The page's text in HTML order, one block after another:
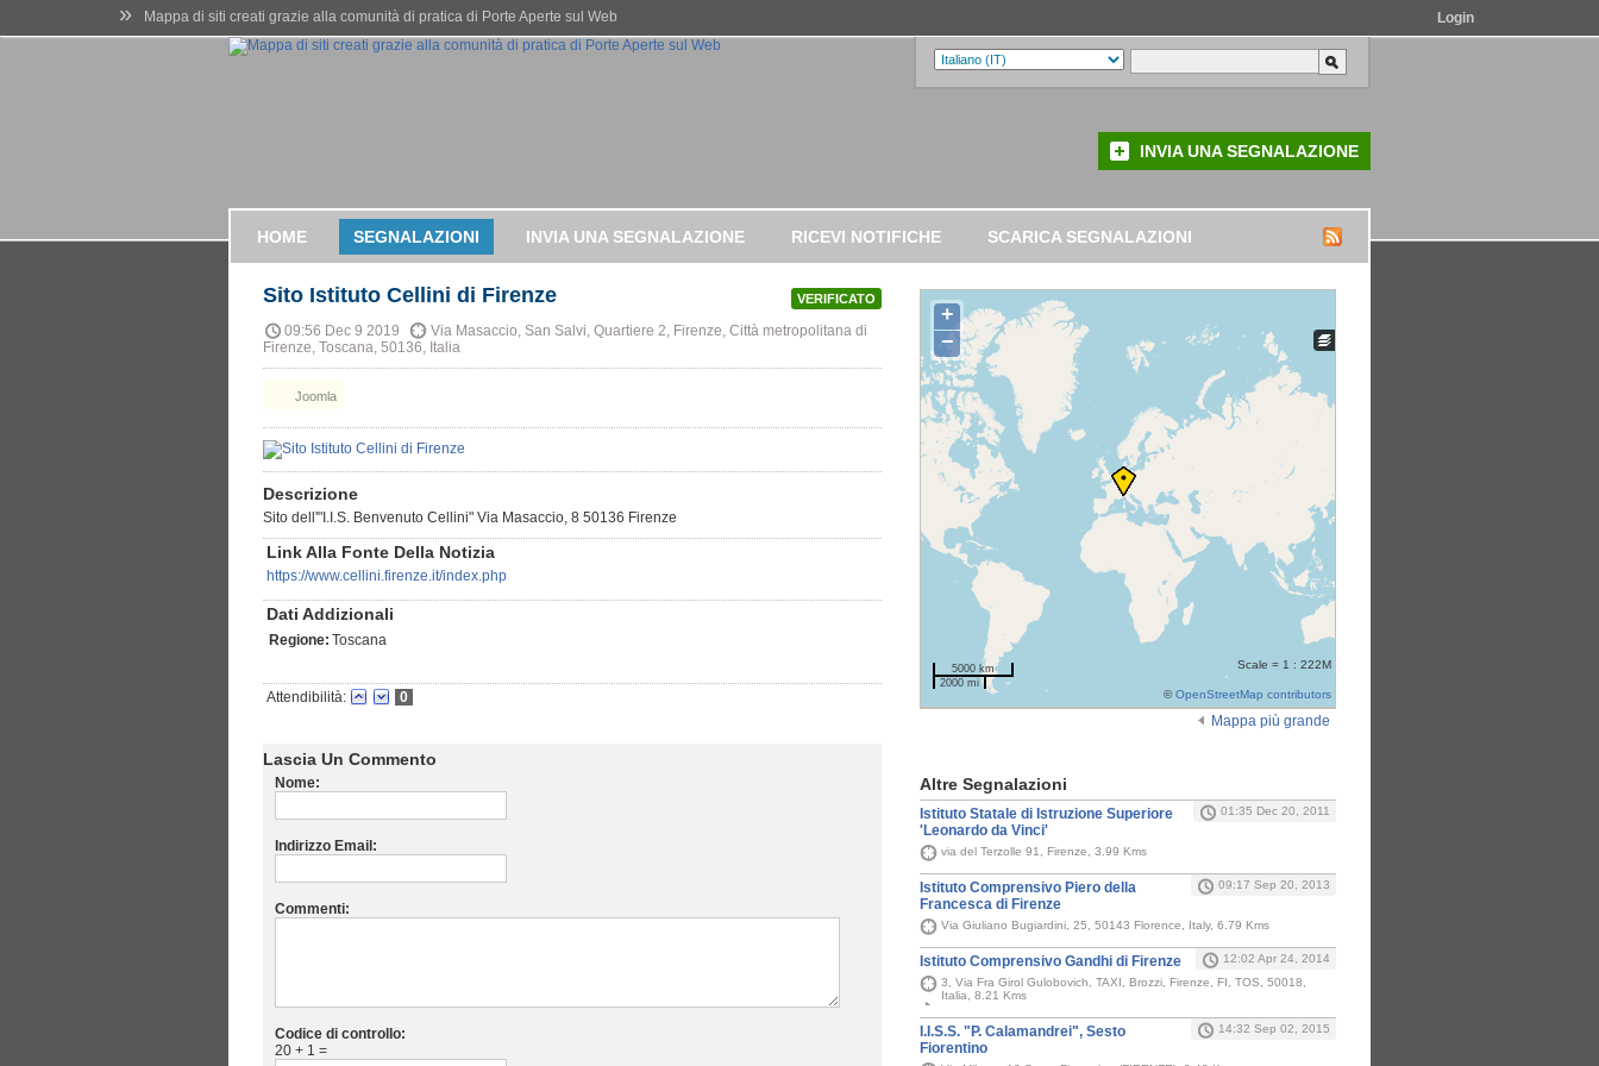
» Mappa di siti creati grazie alla comunità di pratica di Porte Aperte sul Web Login
INVIA UNA SEGNALAZIONE
HOME SEGNALAZIONI INVIA UNA SEGNALAZIONE RICEVI NOTIFICHE SCARICA SEGNALAZIONI
VERIFICATO
Sito Istituto Cellini di Firenze
09:56 Dec 9 2019
Via Masaccio, San Salvi, Quartiere 2, Firenze, Città metropolitana di
Firenze, Toscana, 50136, Italia
Joomla
Descrizione
Sito dell'"I.I.S. Benvenuto Cellini" Via Masaccio, 8 50136 Firenze
Link Alla Fonte Della Notizia
https://www.cellini.firenze.it/index.php
Dati Addizionali
Regione: Toscana
Attendibilità: 0
Lascia Un Commento
Nome:
Indirizzo Email:
Commenti:
Codice di controllo:
20 + 1 =
+
−
5000 km
2000 mi
Scale = 1 : 222M
©OpenStreetMap contributors
Mappa più grande
Altre Segnalazioni
Istituto Statale di Istruzione Superiore
'Leonardo da Vinci'
01:35 Dec 20, 2011
via del Terzolle 91, Firenze, 3.99 Kms
Istituto Comprensivo Piero della
Francesca di Firenze
09:17 Sep 20, 2013
Via Giuliano Bugiardini, 25, 50143 Florence, Italy, 6.79 Kms
Istituto Comprensivo Gandhi di Firenze
12:02 Apr 24, 2014
3, Via Fra Girol Gulobovich, TAXI, Brozzi, Firenze, FI, TOS, 50018,
Italia, 8.21 Kms
I.I.S.S. "P. Calamandrei", Sesto
Fiorentino
14:32 Sep 02, 2015